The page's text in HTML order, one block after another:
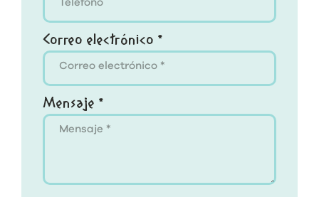
Correo electrónico *
Mensaje *